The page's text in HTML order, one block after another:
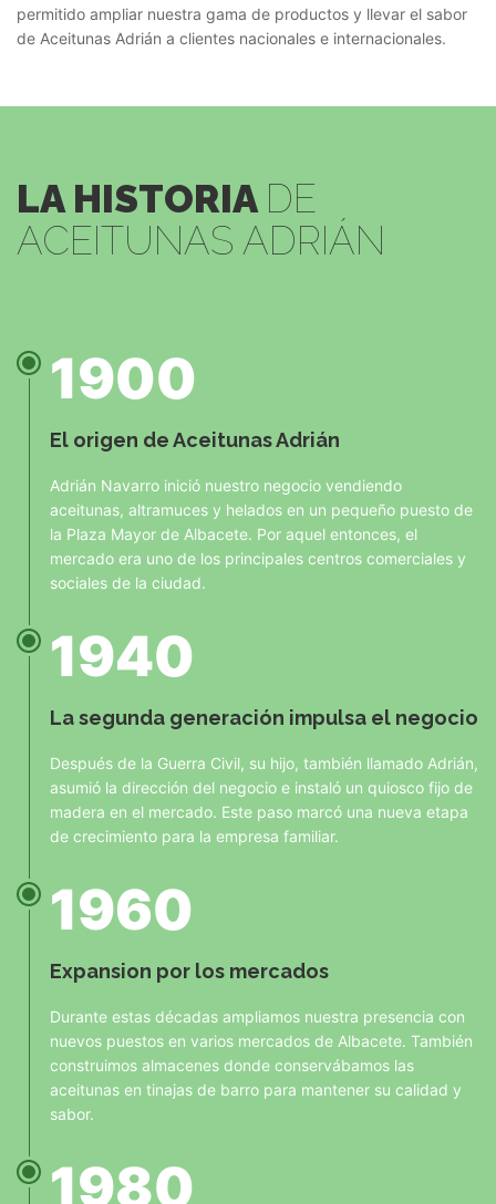
permitido ampliar nuestra gama de productos y llevar el sabor
de Aceitunas Adrián a clientes nacionales e internacionales.
LA HISTORIA DE
ACEITUNAS ADRIÁN
1900
El origen de Aceitunas Adrián
Adrián Navarro inició nuestro negocio vendiendo
aceitunas, altramuces y helados en un pequeño puesto de
la Plaza Mayor de Albacete. Por aquel entonces, el
mercado era uno de los principales centros comerciales y
sociales de la ciudad.
1940
La segunda generación impulsa el negocio
Después de la Guerra Civil, su hijo, también llamado Adrián,
asumió la dirección del negocio e instaló un quiosco fijo de
madera en el mercado. Este paso marcó una nueva etapa
de crecimiento para la empresa familiar.
1960
Expansion por los mercados
Durante estas décadas ampliamos nuestra presencia con
nuevos puestos en varios mercados de Albacete. También
construimos almacenes donde conservábamos las
aceitunas en tinajas de barro para mantener su calidad y
sabor.
1980